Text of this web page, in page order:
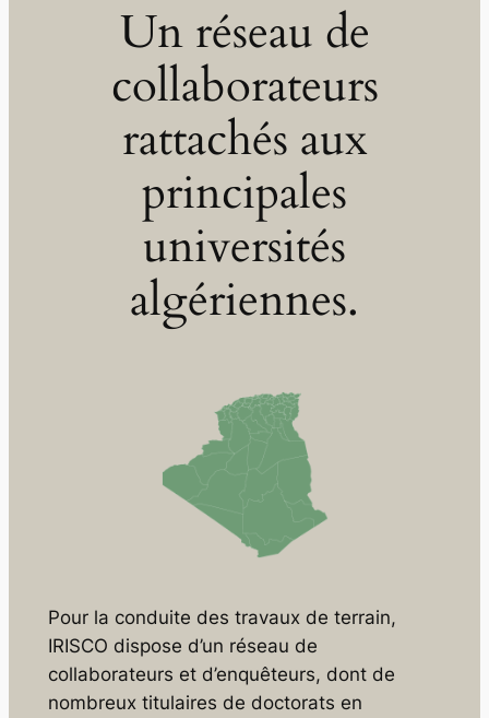
Un réseau de
collaborateurs
rattachés aux
principales
universités
algériennes.
Pour la conduite des travaux de terrain,
IRISCO dispose d’un réseau de
collaborateurs et d’enquêteurs, dont de
nombreux titulaires de doctorats en